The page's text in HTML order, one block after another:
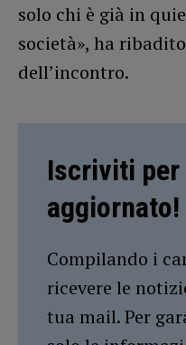
solo chi è già in
società», ha
dell’incontro.
Iscriviti per
aggiornato!
Compilando i
ricevere le
tua mail. Per